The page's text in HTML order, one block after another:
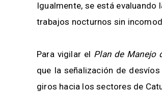
Igualmente, se está
trabajos nocturnos sin
Para vigilar el Plan de Manejo
que la señalización de
giros hacia los sectores de